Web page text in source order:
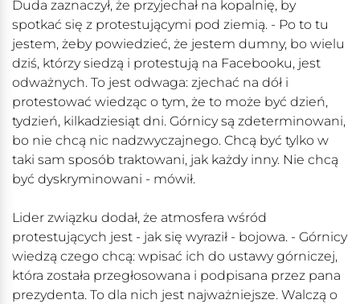
Duda zaznaczył, że przyjechał na kopalnię, by
spotkać się z protestującymi pod ziemią. - Po to tu
jestem, żeby powiedzieć, że jestem dumny, bo wielu
dziś, którzy siedzą i protestują na Facebooku, jest
odważnych. To jest odwaga: zjechać na dół i
protestować wiedząc o tym, że to może być dzień,
tydzień, kilkadziesiąt dni. Górnicy są zdeterminowani,
bo nie chcą nic nadzwyczajnego. Chcą być tylko w
taki sam sposób traktowani, jak każdy inny. Nie chcą
być dyskryminowani - mówił.
Lider związku dodał, że atmosfera wśród
protestujących jest - jak się wyraził - bojowa. - Górnicy
wiedzą czego chcą: wpisać ich do ustawy górniczej,
która została przegłosowana i podpisana przez pana
prezydenta. To dla nich jest najważniejsze. Walczą o